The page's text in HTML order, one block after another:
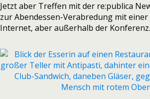
Jetzt aber Treffen mit der re:publica
zur Abendessen-Verabredung mit
Internet, aber außerhalb der Konferenz.